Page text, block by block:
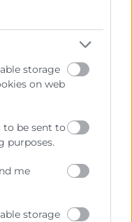
storage
on web
to be sent to
purposes.
me
storage